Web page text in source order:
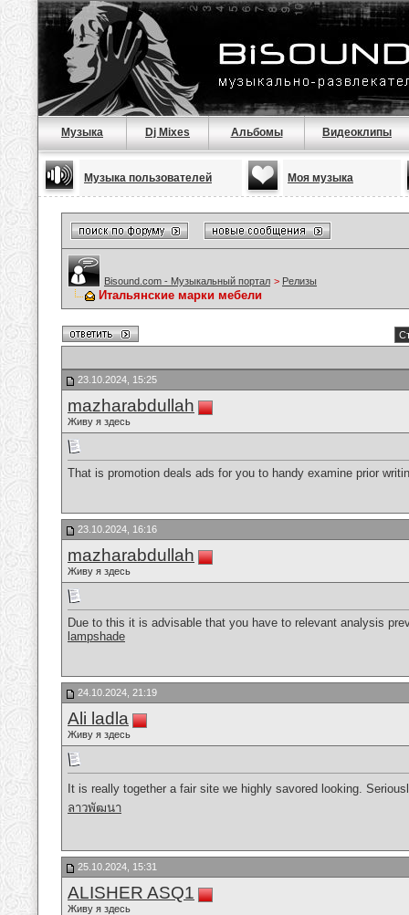
Музыка Dj Mixes Альбомы Видеоклипы
Музыка пользователей Моя музыка
Bisound.com - Музыкальный портал > Релизы
Итальянские марки мебели
23.10.2024, 15:25
mazharabdullah
Живу я здесь
That is promotion deals ads for you to handy examine prior
23.10.2024, 16:16
mazharabdullah
Живу я здесь
Due to this it is advisable that you have to relevant analysis
lampshade
24.10.2024, 21:19
Ali ladla
Живу я здесь
It is really together a fair site we highly savored looking.
ลาวพัฒนา
25.10.2024, 15:31
ALISHER ASQ1
Живу я здесь